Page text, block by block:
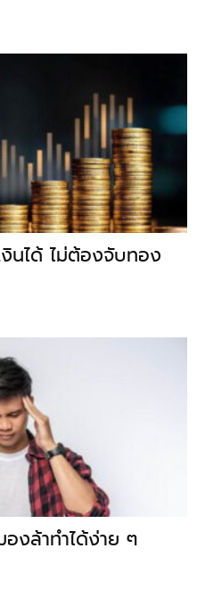
งินได้ ไม่ต้องจับทอง
งล้าทำได้ง่าย ๆ